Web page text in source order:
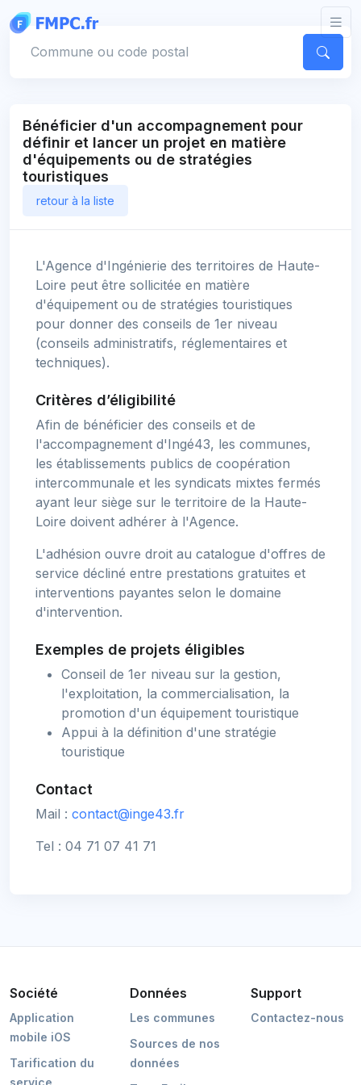
Bénéficier d'un accompagnement pour
définir et lancer un projet en matière
d'équipements ou de stratégies
touristiques
retour à la liste
L'Agence d'Ingénierie des territoires de Haute-
Loire peut être sollicitée en matière
d'équipement ou de stratégies touristiques
pour donner des conseils de 1er niveau
(conseils administratifs, réglementaires et
techniques).
Critères d’éligibilité
Afin de bénéficier des conseils et de
l'accompagnement d'Ingé43, les communes,
les établissements publics de coopération
intercommunale et les syndicats mixtes fermés
ayant leur siège sur le territoire de la Haute-
Loire doivent adhérer à l'Agence.
L'adhésion ouvre droit au catalogue d'offres de
service décliné entre prestations gratuites et
interventions payantes selon le domaine
d'intervention.
Exemples de projets éligibles
Conseil de 1er niveau sur la gestion,
l'exploitation, la commercialisation, la
promotion d'un équipement touristique
Appui à la définition d'une stratégie
touristique
Contact
Mail : contact@inge43.fr
Tel : 04 71 07 41 71
Société
Application
mobile iOS
Tarification du
Données
Les communes
Sources de nos
données
Support
Contactez-nous
Panneau de gestion des cookies